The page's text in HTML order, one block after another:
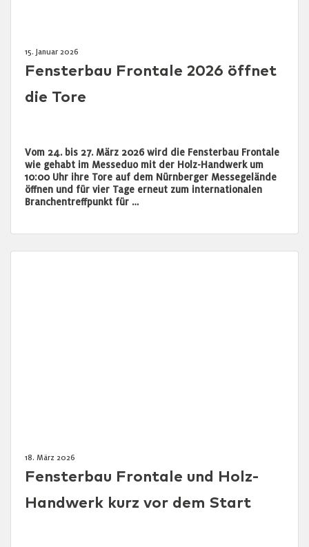
15. Januar 2026
Fensterbau Frontale 2026 öffnet
die Tore
Vom 24. bis 27. März 2026 wird die Fensterbau Frontale
wie gehabt im Messeduo mit der Holz-Handwerk um
10:00 Uhr ihre Tore auf dem Nürnberger Messegelände
öffnen und für vier Tage erneut zum internationalen
Branchentreffpunkt für …
18. März 2026
Fensterbau Frontale und Holz-
Handwerk kurz vor dem Start